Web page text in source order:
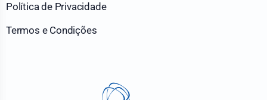
Política de Privacidade
Termos e Condições